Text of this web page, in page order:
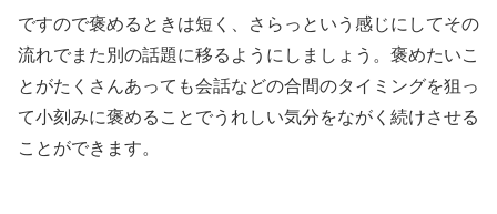
ですので褒めるときは短く、さらっという感じにしてその
流れでまた別の話題に移るようにしましょう。褒めたいこ
とがたくさんあっても会話などの合間のタイミングを狙っ
て小刻みに褒めることでうれしい気分をながく続けさせる
ことができます。